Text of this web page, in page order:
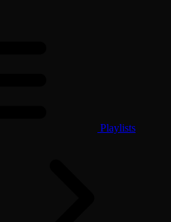
Playlists